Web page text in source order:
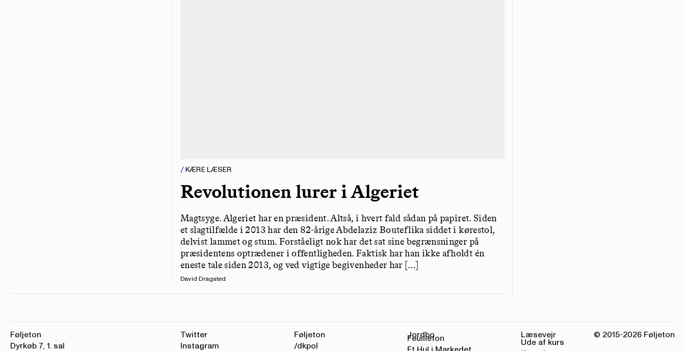
KÆRE LÆSER
Revolutionen lurer i Algeriet
Magtsyge. Algeriet har en præsident. Altså, i hvert fald sådan på papiret. Siden
et slagtilfælde i 2013 har den 82-årige Abdelaziz Bouteflika siddet i kørestol,
delvist lammet og stum. Forståeligt nok har det sat sine begrænsninger på
præsidentens optrædener i offentligheden. Faktisk har han ikke afholdt én
eneste tale siden 2013, og ved vigtige begivenheder har […]
David Dragsted
Føljeton
/dkpol
Jordbo
Feuilleton
Læsevejr
Ude af kurs
Twitter
Instagram
Føljeton
Dyrkøb 7, 1. sal
© 2015-2026 Føljeton